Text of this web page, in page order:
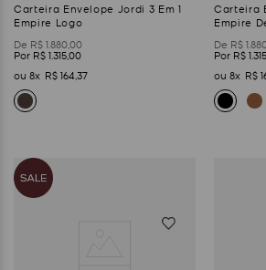
Carteira Envelope Jordi 3 Em 1
Empire Logo
R$188000
R$131500
8
R$16437
Carteira
Empire
R$1
R$1315
8
R$